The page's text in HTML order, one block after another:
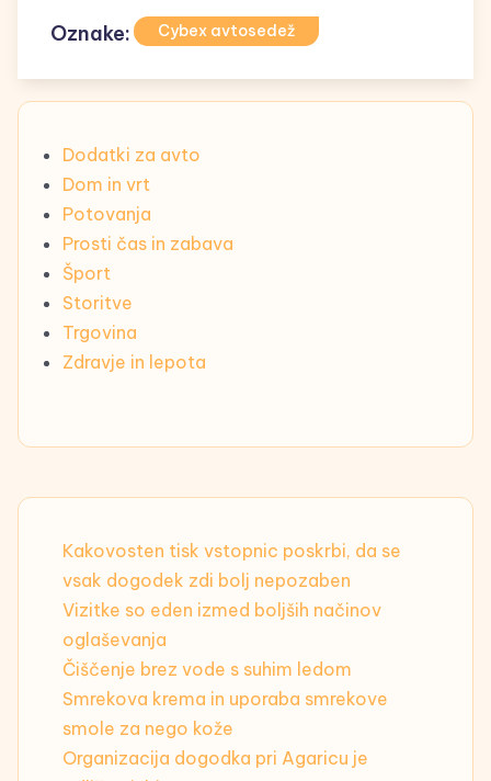
Oznake: Cybex avtosedež
Dodatki za avto
Dom in vrt
Potovanja
Prosti čas in zabava
Šport
Storitve
Trgovina
Zdravje in lepota
Kakovosten tisk vstopnic poskrbi, da se
vsak dogodek zdi bolj nepozaben
Vizitke so eden izmed boljših načinov
oglaševanja
Čiščenje brez vode s suhim ledom
Smrekova krema in uporaba smrekove
smole za nego kože
Organizacija dogodka pri Agaricu je